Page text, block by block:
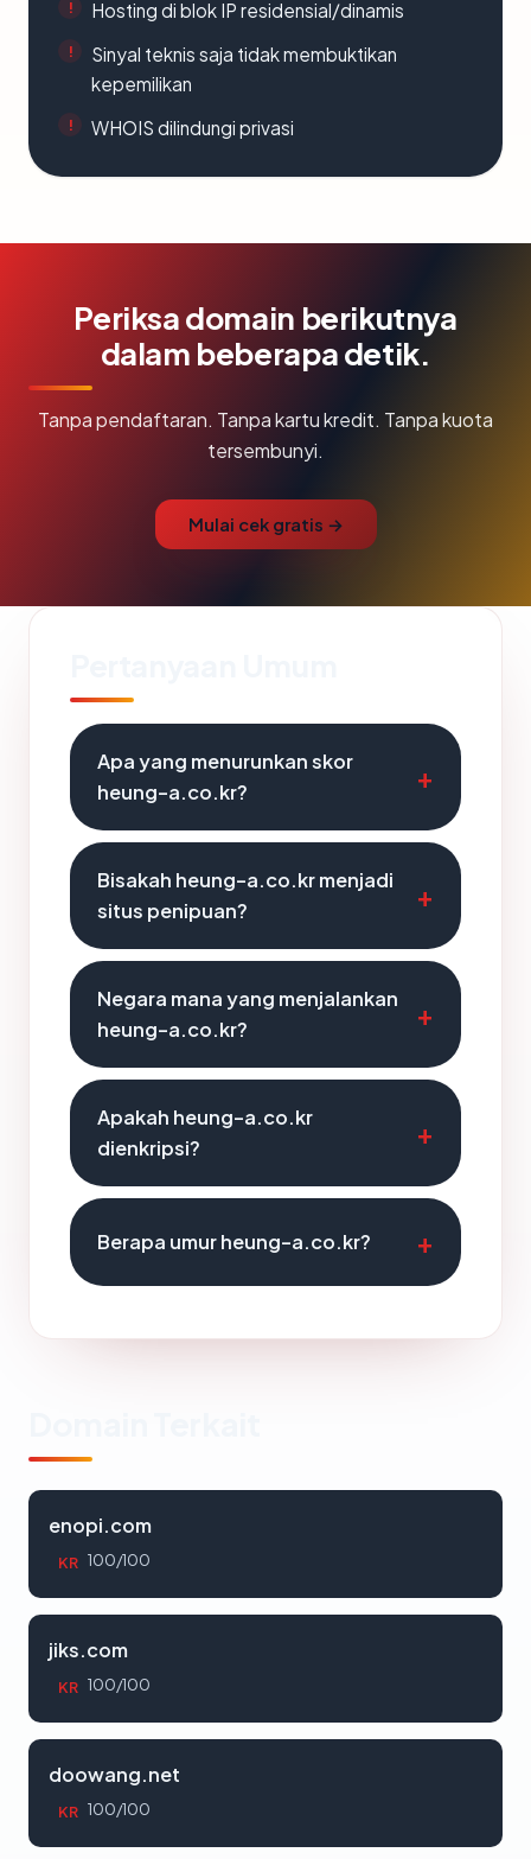
Hosting di blok IP residensial/dinamis
Sinyal teknis saja tidak membuktikan
kepemilikan
WHOIS dilindungi privasi
Periksa domain berikutnya
dalam beberapa detik.
Tanpa pendaftaran. Tanpa kartu kredit. Tanpa kuota
tersembunyi.
Mulai cek gratis →
Apa yang menurunkan skor
heung-a.co.kr?
Bisakah heung-a.co.kr menjadi
situs penipuan?
Negara mana yang menjalankan
heung-a.co.kr?
Apakah heung-a.co.kr
dienkripsi?
Berapa umur heung-a.co.kr?
enopi.com
KR 100/100
jiks.com
KR 100/100
doowang.net
KR 100/100